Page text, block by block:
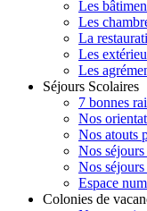
Les
Les
La
Les
Les
Séjours Scolaires
7 bonnes
Nos
Nos atouts
Nos
Nos
Espace
Colonies de